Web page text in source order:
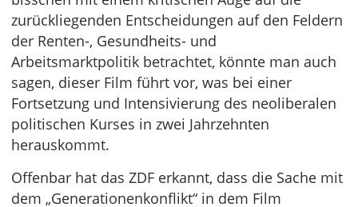
zurückliegenden Entscheidungen auf den Feldern
der Renten-, Gesundheits- und
Arbeitsmarktpolitik betrachtet, könnte man auch
sagen, dieser Film führt vor, was bei einer
Fortsetzung und Intensivierung des neoliberalen
politischen Kurses in zwei Jahrzehnten
herauskommt.
Offenbar hat das ZDF erkannt, dass die Sache mit
dem „Generationenkonflikt“ in dem Film